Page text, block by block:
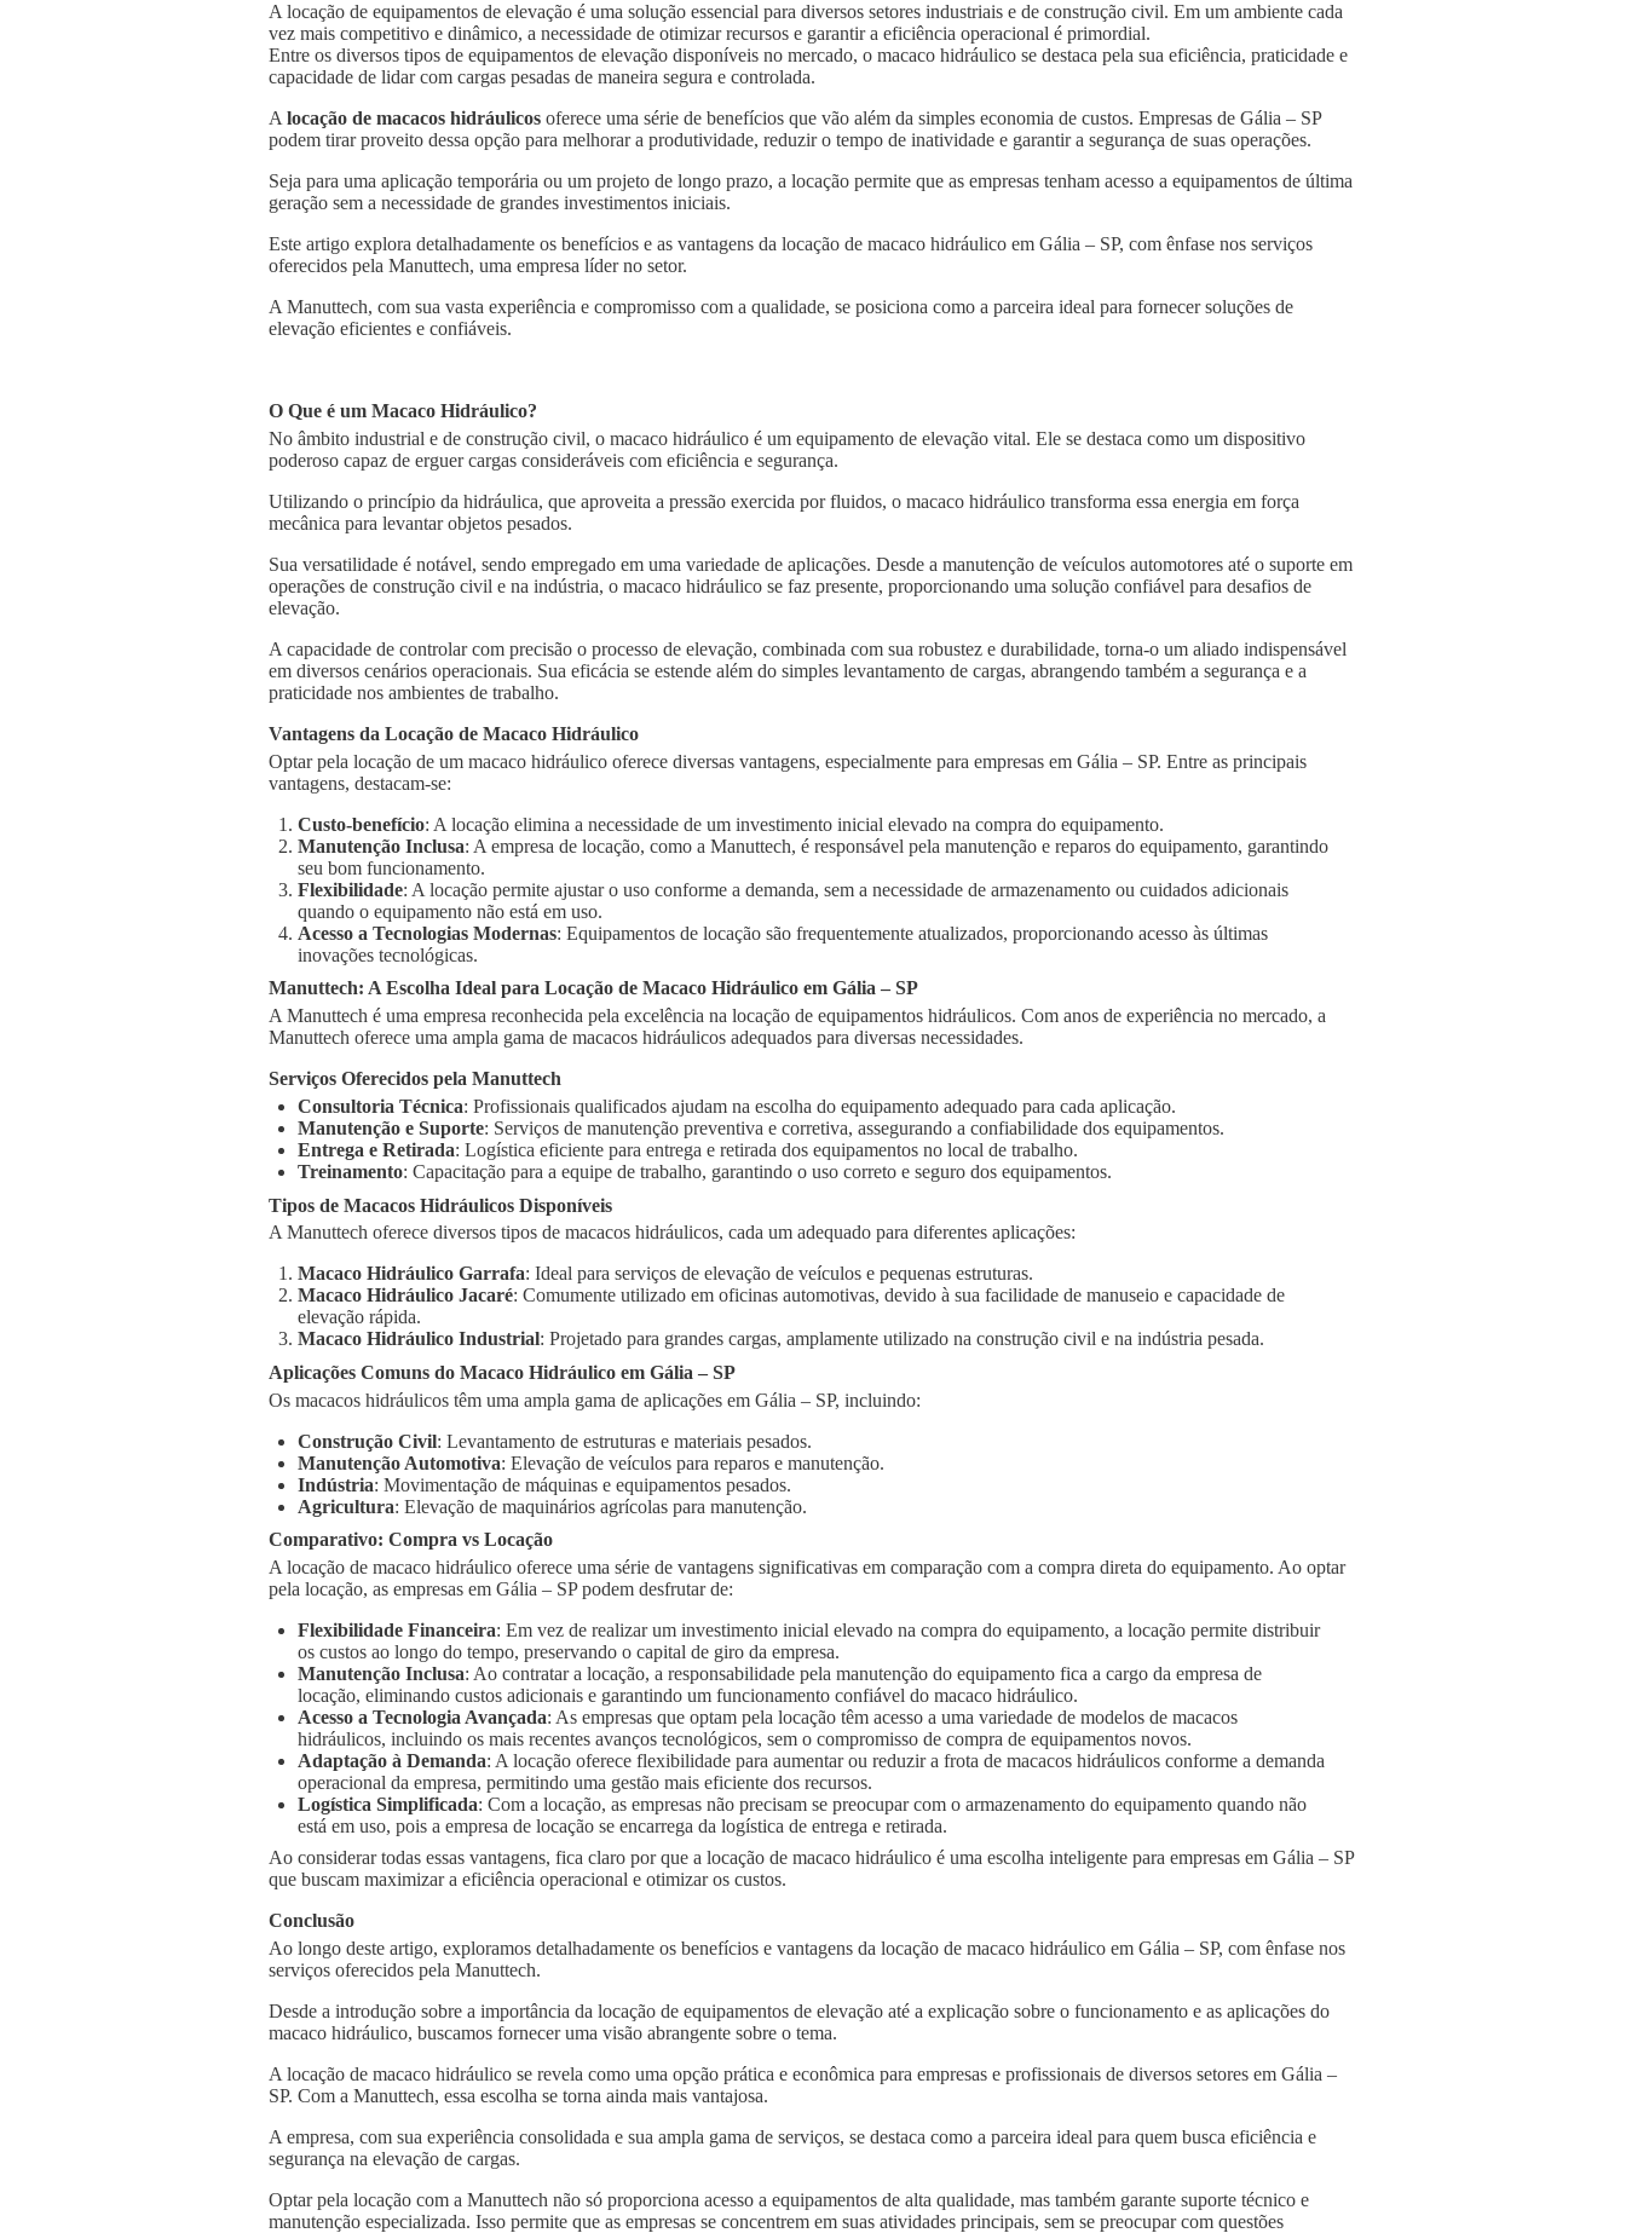
A locação de equipamentos de elevação é uma solução essencial para diversos setores industriais e de construção civil. Em um ambiente cada
vez mais competitivo e dinâmico, a necessidade de otimizar recursos e garantir a eficiência operacional é primordial.
Entre os diversos tipos de equipamentos de elevação disponíveis no mercado, o macaco hidráulico se destaca pela sua eficiência, praticidade e
capacidade de lidar com cargas pesadas de maneira segura e controlada.
A locação de macacos hidráulicos oferece uma série de benefícios que vão além da simples economia de custos. Empresas de Gália – SP
podem tirar proveito dessa opção para melhorar a produtividade, reduzir o tempo de inatividade e garantir a segurança de suas operações.
Seja para uma aplicação temporária ou um projeto de longo prazo, a locação permite que as empresas tenham acesso a equipamentos de última
geração sem a necessidade de grandes investimentos iniciais.
Este artigo explora detalhadamente os benefícios e as vantagens da locação de macaco hidráulico em Gália – SP, com ênfase nos serviços
oferecidos pela Manuttech, uma empresa líder no setor.
A Manuttech, com sua vasta experiência e compromisso com a qualidade, se posiciona como a parceira ideal para fornecer soluções de
elevação eficientes e confiáveis.
O Que é um Macaco Hidráulico?
No âmbito industrial e de construção civil, o macaco hidráulico é um equipamento de elevação vital. Ele se destaca como um dispositivo
poderoso capaz de erguer cargas consideráveis com eficiência e segurança.
Utilizando o princípio da hidráulica, que aproveita a pressão exercida por fluidos, o macaco hidráulico transforma essa energia em força
mecânica para levantar objetos pesados.
Sua versatilidade é notável, sendo empregado em uma variedade de aplicações. Desde a manutenção de veículos automotores até o suporte em
operações de construção civil e na indústria, o macaco hidráulico se faz presente, proporcionando uma solução confiável para desafios de
elevação.
A capacidade de controlar com precisão o processo de elevação, combinada com sua robustez e durabilidade, torna-o um aliado indispensável
em diversos cenários operacionais. Sua eficácia se estende além do simples levantamento de cargas, abrangendo também a segurança e a
praticidade nos ambientes de trabalho.
Vantagens da Locação de Macaco Hidráulico
Optar pela locação de um macaco hidráulico oferece diversas vantagens, especialmente para empresas em Gália – SP. Entre as principais
vantagens, destacam-se:
Custo-benefício: A locação elimina a necessidade de um investimento inicial elevado na compra do equipamento.
Manutenção Inclusa: A empresa de locação, como a Manuttech, é responsável pela manutenção e reparos do equipamento, garantindo
seu bom funcionamento.
Flexibilidade: A locação permite ajustar o uso conforme a demanda, sem a necessidade de armazenamento ou cuidados adicionais
quando o equipamento não está em uso.
Acesso a Tecnologias Modernas: Equipamentos de locação são frequentemente atualizados, proporcionando acesso às últimas
inovações tecnológicas.
Manuttech: A Escolha Ideal para Locação de Macaco Hidráulico em Gália – SP
A Manuttech é uma empresa reconhecida pela excelência na locação de equipamentos hidráulicos. Com anos de experiência no mercado, a
Manuttech oferece uma ampla gama de macacos hidráulicos adequados para diversas necessidades.
Serviços Oferecidos pela Manuttech
Consultoria Técnica: Profissionais qualificados ajudam na escolha do equipamento adequado para cada aplicação.
Manutenção e Suporte: Serviços de manutenção preventiva e corretiva, assegurando a confiabilidade dos equipamentos.
Entrega e Retirada: Logística eficiente para entrega e retirada dos equipamentos no local de trabalho.
Treinamento: Capacitação para a equipe de trabalho, garantindo o uso correto e seguro dos equipamentos.
Tipos de Macacos Hidráulicos Disponíveis
A Manuttech oferece diversos tipos de macacos hidráulicos, cada um adequado para diferentes aplicações:
Macaco Hidráulico Garrafa: Ideal para serviços de elevação de veículos e pequenas estruturas.
Macaco Hidráulico Jacaré: Comumente utilizado em oficinas automotivas, devido à sua facilidade de manuseio e capacidade de
elevação rápida.
Macaco Hidráulico Industrial: Projetado para grandes cargas, amplamente utilizado na construção civil e na indústria pesada.
Aplicações Comuns do Macaco Hidráulico em Gália – SP
Os macacos hidráulicos têm uma ampla gama de aplicações em Gália – SP, incluindo:
Construção Civil: Levantamento de estruturas e materiais pesados.
Manutenção Automotiva: Elevação de veículos para reparos e manutenção.
Indústria: Movimentação de máquinas e equipamentos pesados.
Agricultura: Elevação de maquinários agrícolas para manutenção.
Comparativo: Compra vs Locação
A locação de macaco hidráulico oferece uma série de vantagens significativas em comparação com a compra direta do equipamento. Ao optar
pela locação, as empresas em Gália – SP podem desfrutar de:
Flexibilidade Financeira: Em vez de realizar um investimento inicial elevado na compra do equipamento, a locação permite distribuir
os custos ao longo do tempo, preservando o capital de giro da empresa.
Manutenção Inclusa: Ao contratar a locação, a responsabilidade pela manutenção do equipamento fica a cargo da empresa de
locação, eliminando custos adicionais e garantindo um funcionamento confiável do macaco hidráulico.
Acesso a Tecnologia Avançada: As empresas que optam pela locação têm acesso a uma variedade de modelos de macacos
hidráulicos, incluindo os mais recentes avanços tecnológicos, sem o compromisso de compra de equipamentos novos.
Adaptação à Demanda: A locação oferece flexibilidade para aumentar ou reduzir a frota de macacos hidráulicos conforme a demanda
operacional da empresa, permitindo uma gestão mais eficiente dos recursos.
Logística Simplificada: Com a locação, as empresas não precisam se preocupar com o armazenamento do equipamento quando não
está em uso, pois a empresa de locação se encarrega da logística de entrega e retirada.
Ao considerar todas essas vantagens, fica claro por que a locação de macaco hidráulico é uma escolha inteligente para empresas em Gália – SP
que buscam maximizar a eficiência operacional e otimizar os custos.
Conclusão
Ao longo deste artigo, exploramos detalhadamente os benefícios e vantagens da locação de macaco hidráulico em Gália – SP, com ênfase nos
serviços oferecidos pela Manuttech.
Desde a introdução sobre a importância da locação de equipamentos de elevação até a explicação sobre o funcionamento e as aplicações do
macaco hidráulico, buscamos fornecer uma visão abrangente sobre o tema.
A locação de macaco hidráulico se revela como uma opção prática e econômica para empresas e profissionais de diversos setores em Gália –
SP. Com a Manuttech, essa escolha se torna ainda mais vantajosa.
A empresa, com sua experiência consolidada e sua ampla gama de serviços, se destaca como a parceira ideal para quem busca eficiência e
segurança na elevação de cargas.
Optar pela locação com a Manuttech não só proporciona acesso a equipamentos de alta qualidade, mas também garante suporte técnico e
manutenção especializada. Isso permite que as empresas se concentrem em suas atividades principais, sem se preocupar com questões